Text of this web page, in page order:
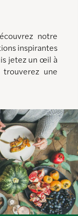
notre
inspirantes
jetez un œil à
une